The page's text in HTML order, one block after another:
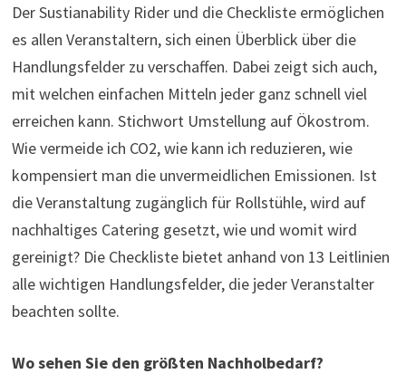
Der Sustianability Rider und die Checkliste ermöglichen
es allen Veranstaltern, sich einen Überblick über die
Handlungsfelder zu verschaffen. Dabei zeigt sich auch,
mit welchen einfachen Mitteln jeder ganz schnell viel
erreichen kann. Stichwort Umstellung auf Ökostrom.
Wie vermeide ich CO2, wie kann ich reduzieren, wie
kompensiert man die unvermeidlichen Emissionen. Ist
die Veranstaltung zugänglich für Rollstühle, wird auf
nachhaltiges Catering gesetzt, wie und womit wird
gereinigt? Die Checkliste bietet anhand von 13 Leitlinien
alle wichtigen Handlungsfelder, die jeder Veranstalter
beachten sollte.
Wo sehen Sie den größten Nachholbedarf?